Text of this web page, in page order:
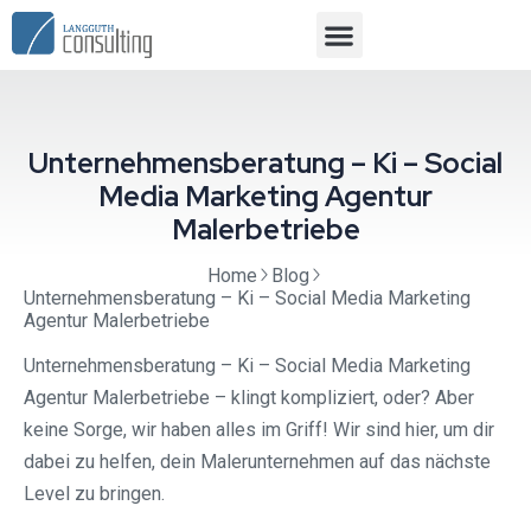
Unternehmensberatung – Ki – Social
Media Marketing Agentur
Malerbetriebe
Home
Blog
Unternehmensberatung – Ki – Social Media Marketing
Agentur Malerbetriebe
Unternehmensberatung – Ki – Social Media Marketing
Agentur Malerbetriebe – klingt kompliziert, oder? Aber
keine Sorge, wir haben alles im Griff! Wir sind hier, um dir
dabei zu helfen, dein Malerunternehmen auf das nächste
Level zu bringen.